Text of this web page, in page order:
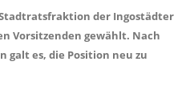
der Ingostädter
Vorsitzenden gewählt. Nach
galt es, die Position neu zu